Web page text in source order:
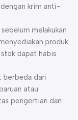
krim anti-
melakukan
produk
dapat habis
berbeda dari
atau
pengertian dan